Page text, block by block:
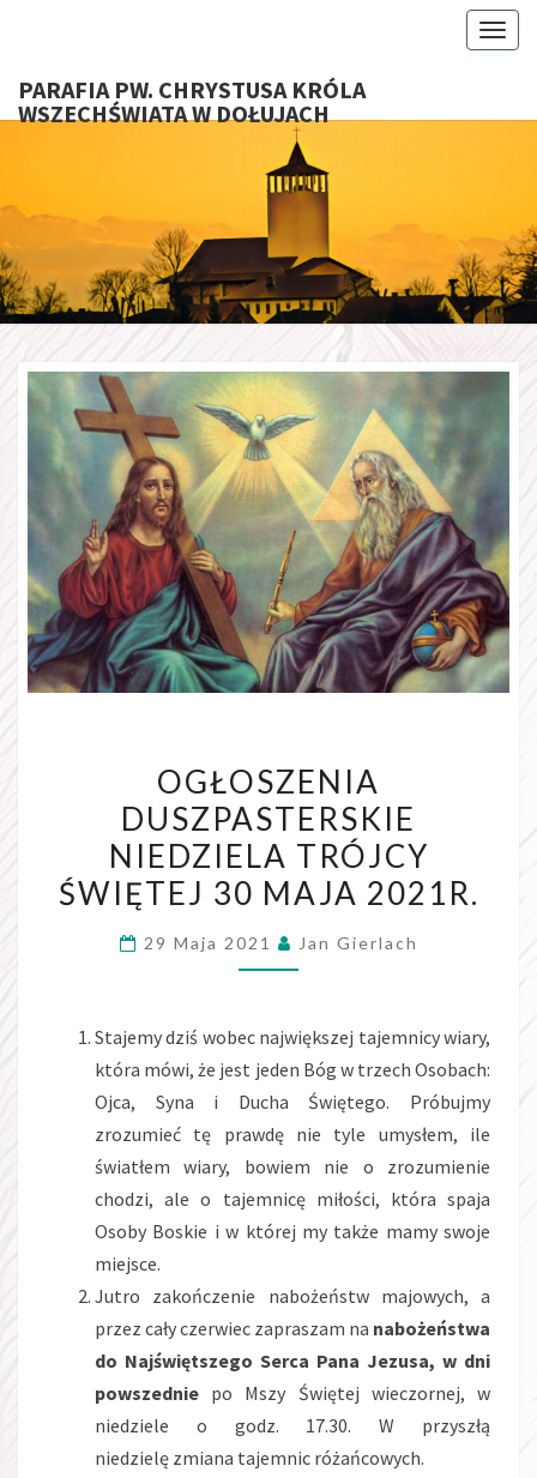
PARAFIA PW. CHRYSTUSA KRÓLA
WSZECHŚWIATA W DOŁUJACH
W
DUSZPASTERSKIE
NIEDZIELA
TRÓJCY
ŚWIĘTEJ
MAJA
OGŁOSZENIA
DUSZPASTERSKIE
NIEDZIELA TRÓJCY
ŚWIĘTEJ 30 MAJA 2021R.
29 Maja 2021 Jan Gierlach
Stajemy dziś wobec największej tajemnicy wiary,
która mówi, że jest jeden Bóg w trzech Osobach:
Ojca, Syna i Ducha Świętego. Próbujmy
zrozumieć tę prawdę nie tyle umysłem, ile
światłem wiary, bowiem nie o zrozumienie
chodzi, ale o tajemnicę miłości, która spaja
Osoby Boskie i w której my także mamy swoje
miejsce.
Jutro zakończenie nabożeństw majowych, a
przez cały czerwiec zapraszam na nabożeństwa
do Najświętszego Serca Pana Jezusa, w dni
powszednie po Mszy Świętej wieczornej, w
niedziele o godz. 17.30. W przyszłą
niedzielę zmiana tajemnic różańcowych.